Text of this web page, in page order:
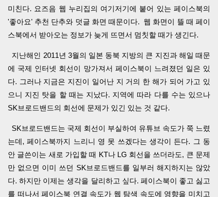
미친다. 요즈음 웹 누리집의 여기저기에 붙어 있는 페이스북의
'좋아요' 추천 단추와 덧글 화면 때문이다. 웹 화면이 뜰 때 페이
스북에서 받아오는 정보가 늦게 뜨면서 멈칫할 때가 생긴다.
지난해인 2011년 3월의 일본 동북 지방의 큰 지진과 해일 때문
에 국제 인터넷 회선이 망가져서 페이스북이 느려졌던 일은 있
다. 그러나 지금은 지진이 일어난 지 거의 한 해가 되어 가고 있
으니 지진 탓을 할 때는 지났다. 지역에 따라 다를 수는 있으나
SK브로드밴드의 회선에 문제가 있긴 있는 것 같다.
SK브로드밴드는 국제 회선이 부실하여 유튜브 속도가 쭉 느렸
는데, 페이스북까지 느리니 영 못 쓰겠다는 생각이 든다. 그 동
안 글쓴이는 새로 가입할 때 KT나 LG 회선을 쓰더라도, 큰 문제
만 없으면 이미 쓰던 SK브로드밴드를 일부러 해지하지는 않았
다. 하지만 이제는 생각을 달리하고 싶다. 페이스북이 좋고 싫고
를 떠나서 페이스북 연결 속도가 웹 탐색 속도에 영향을 미치고